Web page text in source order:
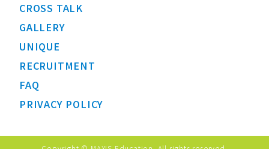
CROSS TALK
GALLERY
UNIQUE
RECRUITMENT
FAQ
PRIVACY POLICY